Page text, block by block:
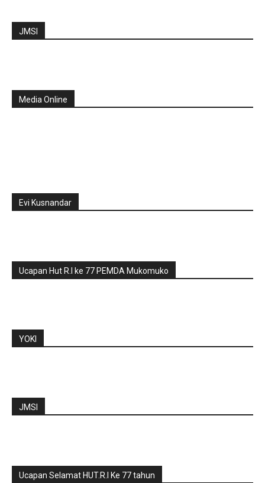
JMSI
Media Online
Evi Kusnandar
Ucapan Hut R.I ke 77 PEMDA Mukomuko
YOKI
JMSI
Ucapan Selamat HUT.R.I Ke 77 tahun